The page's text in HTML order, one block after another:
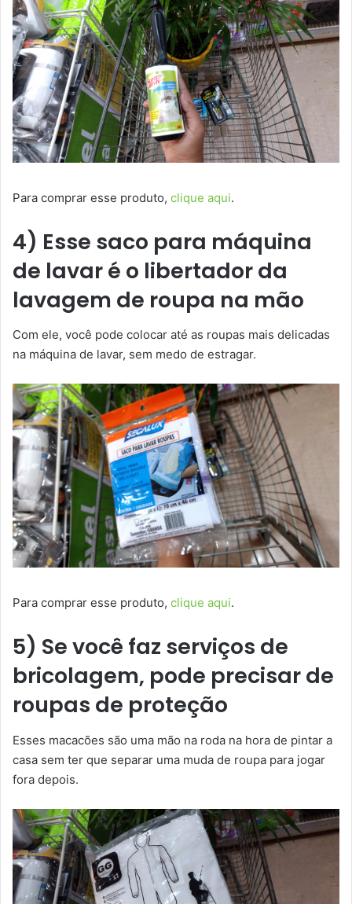
Para comprar esse produto, clique aqui.
4) Esse saco para máquina
de lavar é o libertador da
lavagem de roupa na mão
Com ele, você pode colocar até as roupas mais delicadas
na máquina de lavar, sem medo de estragar.
Para comprar esse produto, clique aqui.
5) Se você faz serviços de
bricolagem, pode precisar de
roupas de proteção
Esses macacões são uma mão na roda na hora de pintar a
casa sem ter que separar uma muda de roupa para jogar
fora depois.